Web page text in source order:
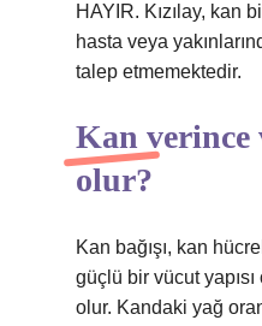
HAYIR. Kızılay, kan
hasta veya
talep etmemektedir.
Kan verince
olur?
Kan bağışı, kan
güçlü bir vücut yapısı
olur. Kandaki yağ